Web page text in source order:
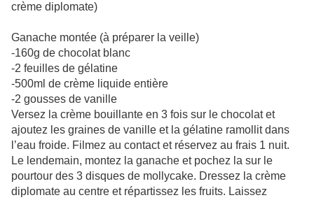
crème diplomate)
Ganache montée (à préparer la veille)
-160g de chocolat blanc
-2 feuilles de gélatine
-500ml de crème liquide entière
-2 gousses de vanille
Versez la crème bouillante en 3 fois sur le chocolat et
ajoutez les graines de vanille et la gélatine ramollit dans
l’eau froide. Filmez au contact et réservez au frais 1 nuit.
Le lendemain, montez la ganache et pochez la sur le
pourtour des 3 disques de mollycake. Dressez la crème
diplomate au centre et répartissez les fruits. Laissez